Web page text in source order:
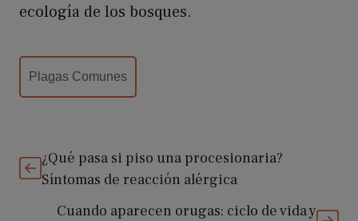
ecología de los bosques.
Categorías
Plagas Comunes
¿Qué pasa si piso una procesionaria?
Síntomas de reacción alérgica
Cuando aparecen orugas: ciclo de vida y